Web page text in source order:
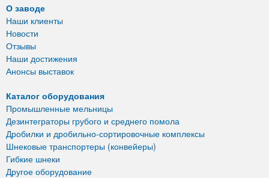
О заводе
Наши клиенты
Новости
Отзывы
Наши достижения
Анонсы выставок
Каталог оборудования
Промышленные мельницы
Дезинтеграторы грубого и среднего помола
Дробилки и дробильно-сортировочные комплексы
Шнековые транспортеры (конвейеры)
Гибкие шнеки
Другое оборудование